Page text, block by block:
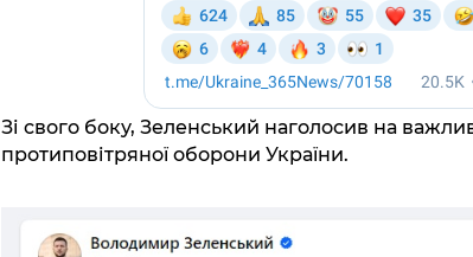
Зі свого боку, Зеленський наголосив на
протиповітряної оборони України.